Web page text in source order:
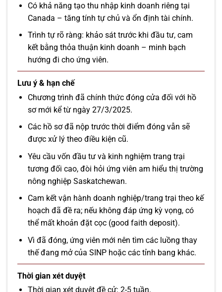
Có khả năng tạo thu nhập kinh doanh riêng tại
Canada – tăng tính tự chủ và ổn định tài chính.
Trình tự rõ ràng: khảo sát trước khi đầu tư, cam
kết bằng thỏa thuận kinh doanh – minh bạch
hướng đi cho ứng viên.
Lưu ý & hạn chế
Chương trình đã chính thức đóng cửa đối với hồ
sơ mới kể từ ngày 27/3/2025.
Các hồ sơ đã nộp trước thời điểm đóng vẫn sẽ
được xử lý theo điều kiện cũ.
Yêu cầu vốn đầu tư và kinh nghiệm trang trại
tương đối cao, đòi hỏi ứng viên am hiểu thị trường
nông nghiệp Saskatchewan.
Cam kết vận hành doanh nghiệp/trang trại theo kế
hoạch đã đề ra; nếu không đáp ứng kỳ vọng, có
thể mất khoản đặt cọc (good faith deposit).
Vì đã đóng, ứng viên mới nên tìm các luồng thay
thế đang mở của SINP hoặc các tỉnh bang khác.
Thời gian xét duyệt
Thời gian xét duyệt đề cử: 2-5 tuần.